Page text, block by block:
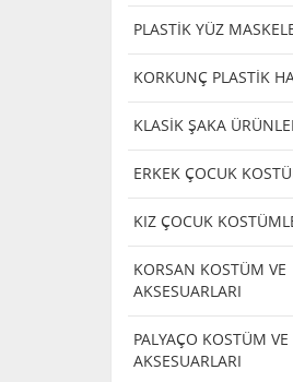
PLASTİK YÜZ
KORKUNÇ PLASTİK
KLASİK ŞAKA
ERKEK ÇOCUK
KIZ ÇOCUK
KORSAN KOSTÜM VE
AKSESUARLARI
PALYAÇO KOSTÜM VE
AKSESUARLARI